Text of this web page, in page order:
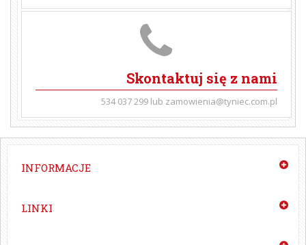
Skontaktuj się z nami
534 037 299 lub zamowienia@tyniec.com.pl
INFORMACJE
LINKI